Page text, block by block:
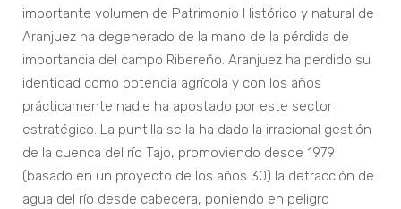
importante volumen de Patrimonio Histórico y natural de
Aranjuez ha degenerado de la mano de la pérdida de
importancia del campo Ribereño. Aranjuez ha perdido su
identidad como potencia agrícola y con los años
prácticamente nadie ha apostado por este sector
estratégico. La puntilla se la ha dado la irracional gestión
de la cuenca del río Tajo, promoviendo desde 1979
(basado en un proyecto de los años 30) la detracción de
agua del río desde cabecera, poniendo en peligro